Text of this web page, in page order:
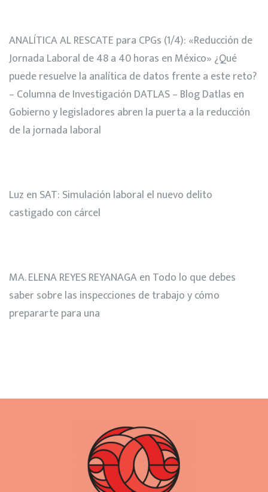
ANALÍTICA AL RESCATE para CPGs (1/4): «Reducción de
Jornada Laboral de 48 a 40 horas en México» ¿Qué
puede resuelve la analítica de datos frente a este reto?
– Columna de Investigación DATLAS – Blog Datlas en
Gobierno y legisladores abren la puerta a la reducción
de la jornada laboral
Luz en SAT: Simulación laboral el nuevo delito
castigado con cárcel
MA. ELENA REYES REYANAGAen Todo lo que debes
saber sobre las inspecciones de trabajo y cómo
prepararte para una